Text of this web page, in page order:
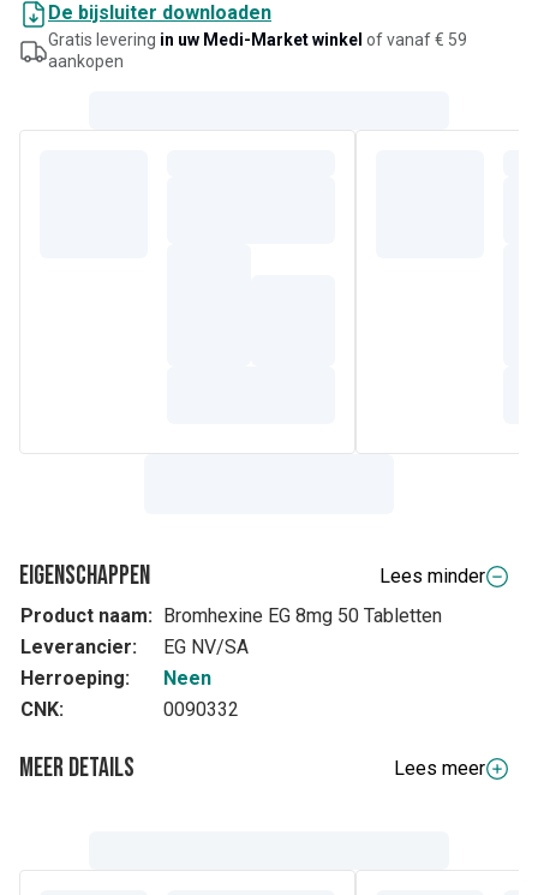
De bijsluiter downloaden
Gratis levering in uw Medi-Market winkel of vanaf € 59
aankopen
Eigenschappen
Lees minder
Product naam: Bromhexine EG 8mg 50 Tabletten
Leverancier:
EG NV/SA
Herroeping:
Neen
CNK:
0090332
Meer details
Lees meer
De andere stoffen zijn: Lactose - Tarwezetmeel - Gelatine -